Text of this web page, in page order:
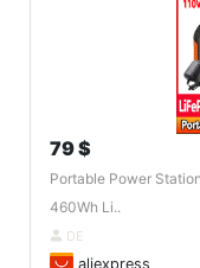
79 $
Portable Power
460Wh Li..
DE
aliexpress